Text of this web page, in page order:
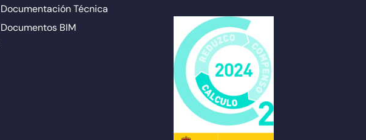
Documentación Técnica
Documentos BIM